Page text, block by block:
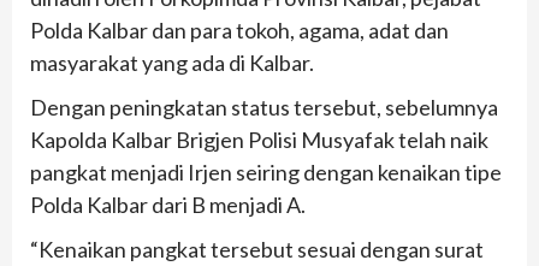
Polda Kalbar dan para tokoh, agama, adat dan
masyarakat yang ada di Kalbar.
Dengan peningkatan status tersebut, sebelumnya
Kapolda Kalbar Brigjen Polisi Musyafak telah naik
pangkat menjadi Irjen seiring dengan kenaikan tipe
Polda Kalbar dari B menjadi A.
“Kenaikan pangkat tersebut sesuai dengan surat